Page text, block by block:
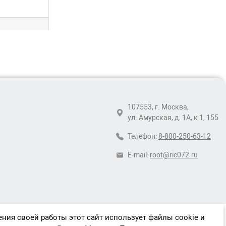
107553, г. Москва,
ул. Амурская, д. 1А, к 1, 155
Телефон: 8-800-250-63-12
E-mail: root@ric072.ru
своей работы этот сайт использует файлы cookie и